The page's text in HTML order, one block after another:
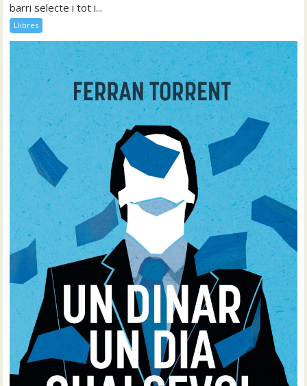
barri selecte i tot i...
Llibres